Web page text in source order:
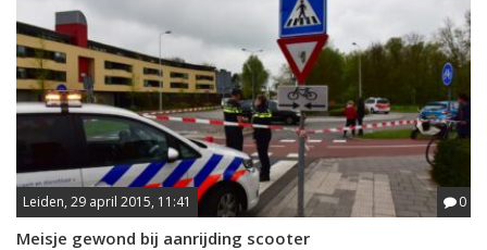
Leiden, 29 april 2015, 11:41 0
Meisje gewond bij aanrijding scooter